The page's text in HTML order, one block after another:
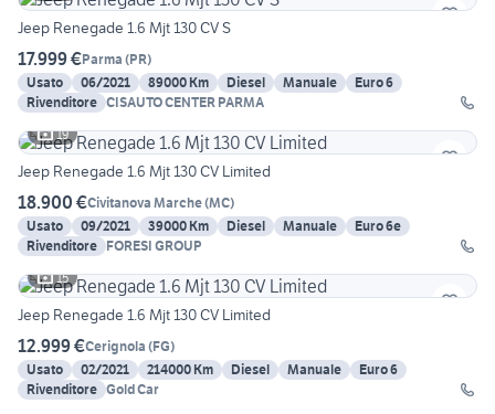
Jeep Renegade 1.6 Mjt 130 CV S
17.999 €Parma (PR)
Usato
06/2021 89000 Km Diesel Manuale
Euro 6
Rivenditore CISAUTO CENTER PARMA
19
Jeep Renegade 1.6 Mjt 130 CV Limited
18.900 €Civitanova Marche(MC)
Usato
09/2021 39000 Km Diesel Manuale
Euro 6e
Rivenditore FORESI GROUP
15
Jeep Renegade 1.6 Mjt 130 CV Limited
12.999 €Cerignola (FG)
Usato
02/2021 214000 Km Diesel Manuale
Euro 6
Rivenditore Gold Car